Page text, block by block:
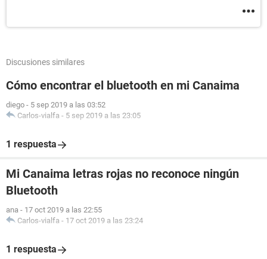
Discusiones similares
Cómo encontrar el bluetooth en mi Canaima
diego - 5 sep 2019 a las 03:52
Carlos-vialfa - 5 sep 2019 a las 23:05
1 respuesta
Mi Canaima letras rojas no reconoce ningún
Bluetooth
ana - 17 oct 2019 a las 22:55
Carlos-vialfa - 17 oct 2019 a las 23:24
1 respuesta